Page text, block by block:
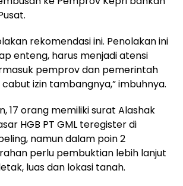
rekomendasi ini. Penolakan ini
enteng, harus menjadi atensi
pemprov dan pemerintah
izin tambangnya,” imbuhnya.
17 orang memiliki surat Alashak
HGB PT GML teregister di
namun dalam poin 2
perlu pembuktian lebih lanjut
luas dan lokasi tanah.